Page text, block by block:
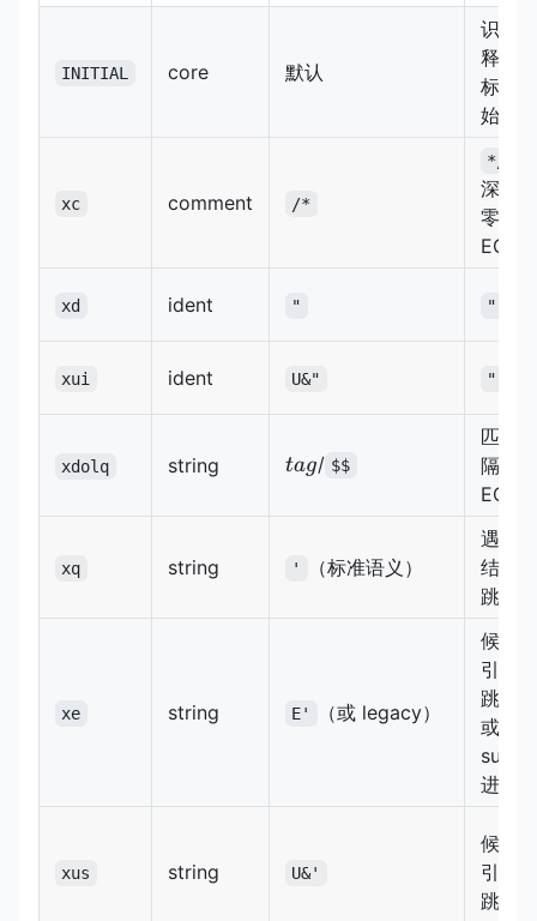
INITIAL core 默认
识别
释/字
标识
始符
xc comment /*
*/
深度归
零）或
EOF
xd ident " "
xui ident U&" "
xdolq string tag
tag/ $$
匹配
隔符或
EOF
xq string ' （标准语义）
遇到
结束
跳
xe string E' （或 legacy）
候选
引号
跳
或
进入
xus string U&'
候选
引号
跳